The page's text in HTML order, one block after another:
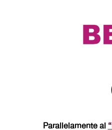
Parallelamente al